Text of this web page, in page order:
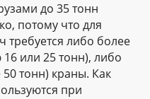
до 35 тонн
потому что для
требуется либо более
или 25 тонн), либо
тонн) краны. Как
при